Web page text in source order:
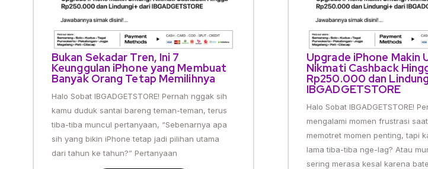
Bukan Sekadar Tren, Ini 7
Keunggulan iPhone yang Membuat
Banyak Orang Tetap Memilihnya
Halo Sobat IBGADGETSTORE! Pernah nggak sih
kamu duduk santai bareng teman-teman, terus
tiba-tiba muncul pertanyaan, “Sebenarnya apa
sih yang bikin iPhone tetap jadi pilihan utama
dari tahun ke tahun?” Pertanyaan
Upgrade iPhone Makin
Nikmati Cashback
Rp250.000 dan
IBGADGETSTORE
Halo Sobat IBGADGETSTORE!
mengalami momen frustrasi
memotret momen penting, tapi
lama tiba-tiba nge-lag? Atau
sering merasa kesal karena